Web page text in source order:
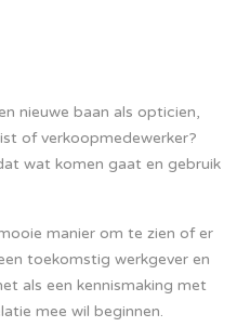
nieuwe baan als opticien,
of verkoopmedewerker?
wat komen gaat en gebruik
manier om te zien of er
toekomstig werkgever en
als een kennismaking met
mee wil beginnen.